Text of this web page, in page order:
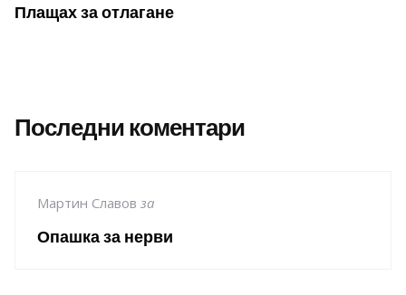
Плащах за отлагане
Последни коментари
Мартин Славов за
Опашка за нерви